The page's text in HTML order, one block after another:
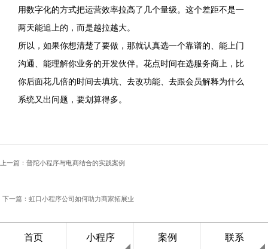
用数字化的方式把运营效率拉高了几个量级。这个差距不是一
两天能追上的，而是越拉越大。
所以，如果你想清楚了要做，那就认真选一个靠谱的、能上门
沟通、能理解你业务的开发伙伴。花点时间在选服务商上，比
你后面花几倍的时间去填坑、去改功能、去跟会员解释为什么
系统又出问题，要划算得多。
上一篇：普陀小程序与电商结合的实践案例
下一篇：虹口小程序公司如何助力商家拓展业
务：策略与实践经验分享
首页 小程序 案例 联系